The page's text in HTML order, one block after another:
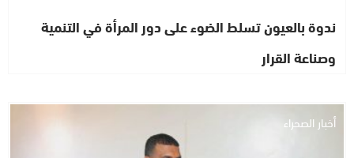
ندوة بالعيون تسلط الضوء على دور المرأة في التنمية
وصناعة القرار
أخبار الصحراء